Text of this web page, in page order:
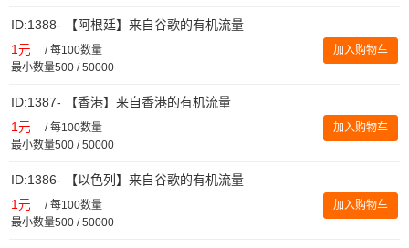
ID:1388- 【阿根廷】来自谷歌的有机流量
1元 /每100数量
最小数量500 / 50000
加入购物车
ID:1387- 【香港】来自香港的有机流量
1元 /每100数量
最小数量500 / 50000
加入购物车
ID:1386- 【以色列】来自谷歌的有机流量
1元 /每100数量
最小数量500 / 50000
加入购物车